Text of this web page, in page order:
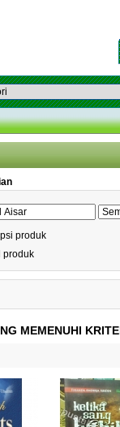
produk
produk
MEMENUHI